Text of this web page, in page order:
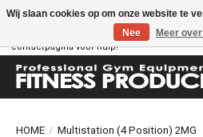
Vragen hebben? Ons supportteam staat
contactpagina voor hulp!
HOME / Multistation (4 Position) 2MG
Wij slaan cookies op om onze website te
Nee
Meer